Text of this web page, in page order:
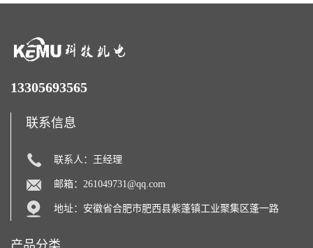
13305693565
联系信息
联系人：王经理
邮箱： 261049731@qq.com
地址：安徽省合肥市肥西县紫蓬镇工业聚集区蓬一路
产品分类